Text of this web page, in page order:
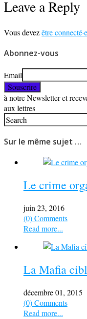
Leave a Reply
Vous devezêtre connecté·e
Abonnez-vous
Email
à notre Newsletter et
aux lettres
Sur le même sujet …
Le crime
juin 23, 2016
(0) Comments
Read more...
La Mafia
décembre 01, 2015
(0) Comments
Read more...